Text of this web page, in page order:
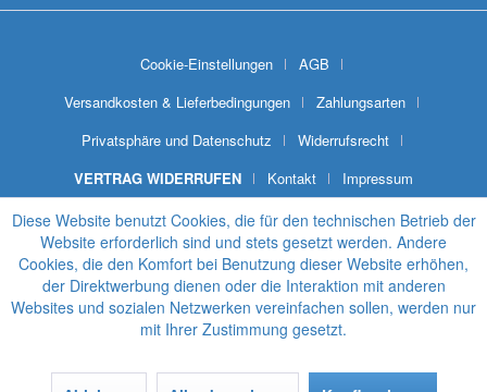
Cookie-Einstellungen
AGB
Versandkosten & Lieferbedingungen
Zahlungsarten
Privatsphäre und Datenschutz
Widerrufsrecht
VERTRAG WIDERRUFEN
Kontakt Impressum
Diese Website benutzt Cookies, die für den technischen Betrieb der
Website erforderlich sind und stets gesetzt werden. Andere
Cookies, die den Komfort bei Benutzung dieser Website erhöhen,
der Direktwerbung dienen oder die Interaktion mit anderen
Websites und sozialen Netzwerken vereinfachen sollen, werden nur
mit Ihrer Zustimmung gesetzt.